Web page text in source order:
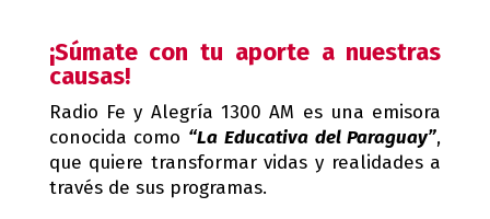
¡Súmate con tu aporte a nuestras
causas!
Radio Fe y Alegría 1300 AM es una emisora
conocida como “La Educativa del Paraguay”,
que quiere transformar vidas y realidades a
través de sus programas.